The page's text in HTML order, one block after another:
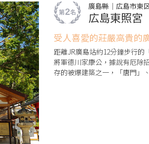
廣島縣｜広島市東
広島東照宮
受人喜愛的莊嚴高貴的
距離JR廣島站約12分鐘步行
將軍德川家康公，據說有厄除
存的被爆建築之一，「唐門」